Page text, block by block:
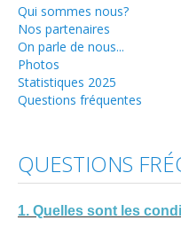
Travaux
Aides et primes
Réparations à charge
Inscription et
Avantages
Qui sommes nous?
Nos partenaires
On parle de nous...
Photos
Statistiques 2025
Questions fréquentes
QUESTIONS
1. Quelles sont les